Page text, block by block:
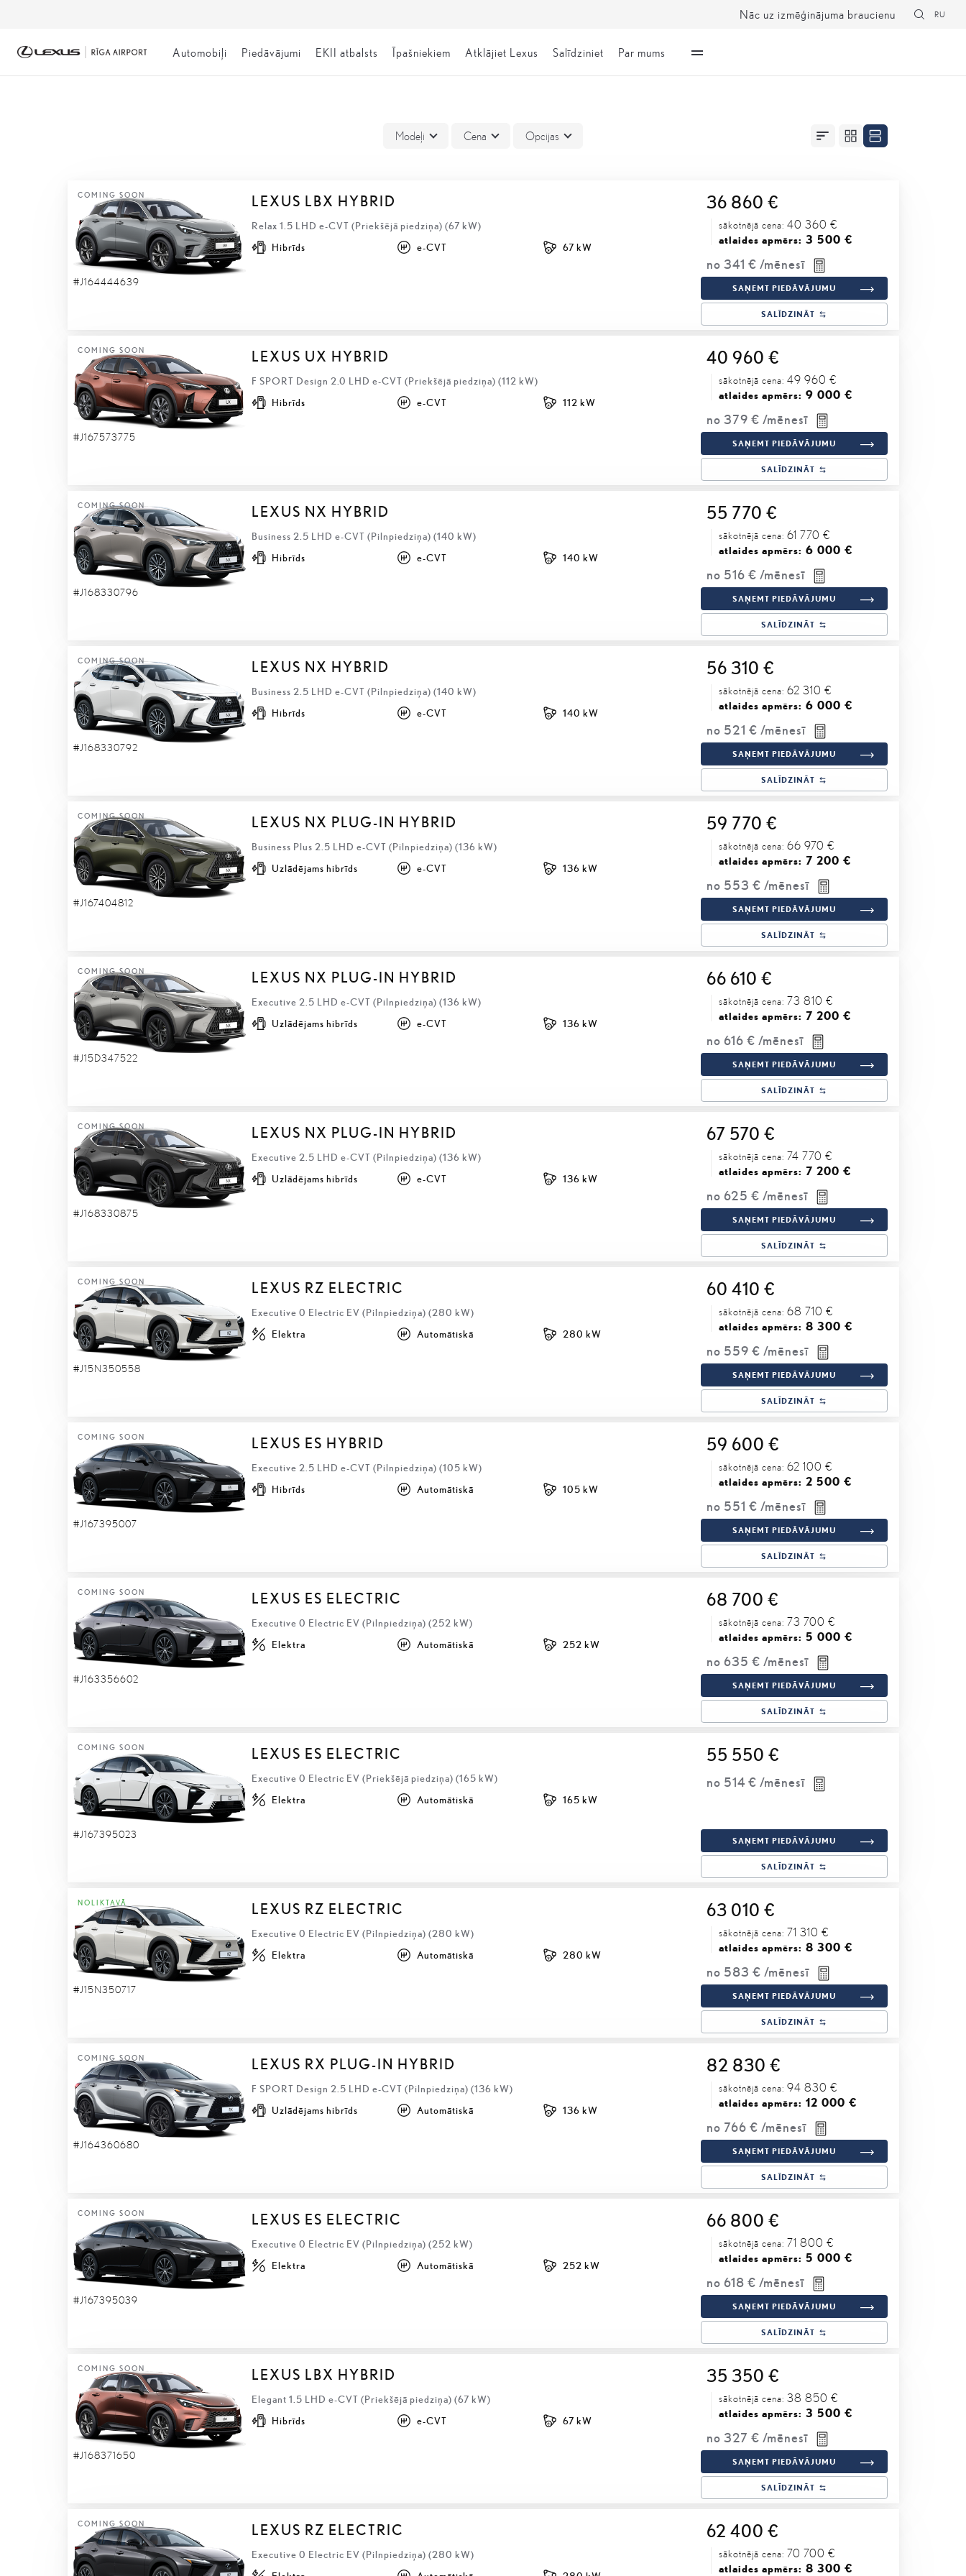
Automobiļi Piedāvājumi EKII atbalsts Īpašniekiem Atklājiet Lexus Salīdziniet Par mums
Nāc uz izmēģinājuma braucienu RU
Modeļi Cena Opcijas
COMING SOON
#J164444639
LEXUS LBX HYBRID
Relax 1.5 LHD e-CVT (Priekšējā piedziņa) (67 kW)
36 860 €
sākotnējā cena: 40 360 €
atlaides apmērs: 3 500 €
no 341 € /mēnesī
Hibrīds e-CVT 67 kW
SAŅEMT PIEDĀVĀJUMU
SALĪDZINĀT
COMING SOON
#J167573775
LEXUS UX HYBRID
F SPORT Design 2.0 LHD e-CVT (Priekšējā piedziņa) (112 kW)
40 960 €
sākotnējā cena: 49 960 €
atlaides apmērs: 9 000 €
no 379 € /mēnesī
Hibrīds e-CVT 112 kW
SAŅEMT PIEDĀVĀJUMU
SALĪDZINĀT
COMING SOON
#J168330796
LEXUS NX HYBRID
Business 2.5 LHD e-CVT (Pilnpiedziņa) (140 kW)
55 770 €
sākotnējā cena: 61 770 €
atlaides apmērs: 6 000 €
no 516 € /mēnesī
Hibrīds e-CVT 140 kW
SAŅEMT PIEDĀVĀJUMU
SALĪDZINĀT
COMING SOON
#J168330792
LEXUS NX HYBRID
Business 2.5 LHD e-CVT (Pilnpiedziņa) (140 kW)
56 310 €
sākotnējā cena: 62 310 €
atlaides apmērs: 6 000 €
no 521 € /mēnesī
Hibrīds e-CVT 140 kW
SAŅEMT PIEDĀVĀJUMU
SALĪDZINĀT
COMING SOON
#J167404812
LEXUS NX PLUG-IN HYBRID
Business Plus 2.5 LHD e-CVT (Pilnpiedziņa) (136 kW)
59 770 €
sākotnējā cena: 66 970 €
atlaides apmērs: 7 200 €
no 553 € /mēnesī
Uzlādējams hibrīds e-CVT 136 kW
SAŅEMT PIEDĀVĀJUMU
SALĪDZINĀT
COMING SOON
#J15D347522
LEXUS NX PLUG-IN HYBRID
Executive 2.5 LHD e-CVT (Pilnpiedziņa) (136 kW)
66 610 €
sākotnējā cena: 73 810 €
atlaides apmērs: 7 200 €
no 616 € /mēnesī
Uzlādējams hibrīds e-CVT 136 kW
SAŅEMT PIEDĀVĀJUMU
SALĪDZINĀT
COMING SOON
#J168330875
LEXUS NX PLUG-IN HYBRID
Executive 2.5 LHD e-CVT (Pilnpiedziņa) (136 kW)
67 570 €
sākotnējā cena: 74 770 €
atlaides apmērs: 7 200 €
no 625 € /mēnesī
Uzlādējams hibrīds e-CVT 136 kW
SAŅEMT PIEDĀVĀJUMU
SALĪDZINĀT
COMING SOON
#J15N350558
LEXUS RZ ELECTRIC
Executive 0 Electric EV (Pilnpiedziņa) (280 kW)
60 410 €
sākotnējā cena: 68 710 €
atlaides apmērs: 8 300 €
no 559 € /mēnesī
Elektra Automātiskā 280 kW
SAŅEMT PIEDĀVĀJUMU
SALĪDZINĀT
COMING SOON
#J167395007
LEXUS ES HYBRID
Executive 2.5 LHD e-CVT (Pilnpiedziņa) (105 kW)
59 600 €
sākotnējā cena: 62 100 €
atlaides apmērs: 2 500 €
no 551 € /mēnesī
Hibrīds Automātiskā 105 kW
SAŅEMT PIEDĀVĀJUMU
SALĪDZINĀT
COMING SOON
#J163356602
LEXUS ES ELECTRIC
Executive 0 Electric EV (Pilnpiedziņa) (252 kW)
68 700 €
sākotnējā cena: 73 700 €
atlaides apmērs: 5 000 €
no 635 € /mēnesī
Elektra Automātiskā 252 kW
SAŅEMT PIEDĀVĀJUMU
SALĪDZINĀT
COMING SOON
#J167395023
LEXUS ES ELECTRIC
Executive 0 Electric EV (Priekšējā piedziņa) (165 kW)
55 550 €
no 514 € /mēnesī
Elektra Automātiskā 165 kW
SAŅEMT PIEDĀVĀJUMU
SALĪDZINĀT
NOLIKTAVĀ
#J15N350717
LEXUS RZ ELECTRIC
Executive 0 Electric EV (Pilnpiedziņa) (280 kW)
63 010 €
sākotnējā cena: 71 310 €
atlaides apmērs: 8 300 €
no 583 € /mēnesī
Elektra Automātiskā 280 kW
SAŅEMT PIEDĀVĀJUMU
SALĪDZINĀT
COMING SOON
#J164360680
LEXUS RX PLUG-IN HYBRID
F SPORT Design 2.5 LHD e-CVT (Pilnpiedziņa) (136 kW)
82 830 €
sākotnējā cena: 94 830 €
atlaides apmērs: 12 000 €
no 766 € /mēnesī
Uzlādējams hibrīds Automātiskā 136 kW
SAŅEMT PIEDĀVĀJUMU
SALĪDZINĀT
COMING SOON
#J167395039
LEXUS ES ELECTRIC
Executive 0 Electric EV (Pilnpiedziņa) (252 kW)
66 800 €
sākotnējā cena: 71 800 €
atlaides apmērs: 5 000 €
no 618 € /mēnesī
Elektra Automātiskā 252 kW
SAŅEMT PIEDĀVĀJUMU
SALĪDZINĀT
COMING SOON
#J168371650
LEXUS LBX HYBRID
Elegant 1.5 LHD e-CVT (Priekšējā piedziņa) (67 kW)
35 350 €
sākotnējā cena: 38 850 €
atlaides apmērs: 3 500 €
no 327 € /mēnesī
Hibrīds e-CVT 67 kW
SAŅEMT PIEDĀVĀJUMU
SALĪDZINĀT
COMING SOON LEXUS RZ ELECTRIC
Executive 0 Electric EV (Pilnpiedziņa) (280 kW)
62 400 €
sākotnējā cena: 70 700 €
atlaides apmērs: 8 300 €